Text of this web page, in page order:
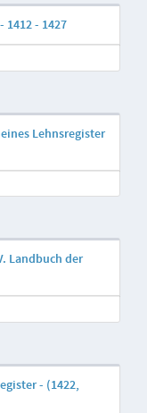
1412 - 1427
Lehnsregister
Landbuch der
- (1422,